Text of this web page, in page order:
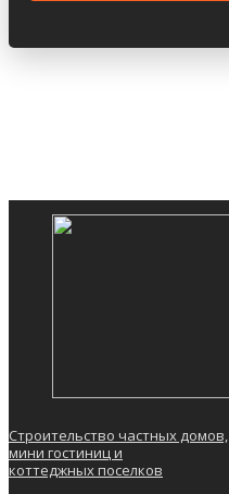
Строительство частных домов,
мини гостиниц и
коттеджных поселков